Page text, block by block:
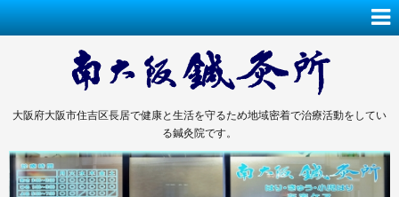
大阪府大阪市住吉区長居で健康と生活を守るため地域密着で治療活動をしてい
る鍼灸院です。